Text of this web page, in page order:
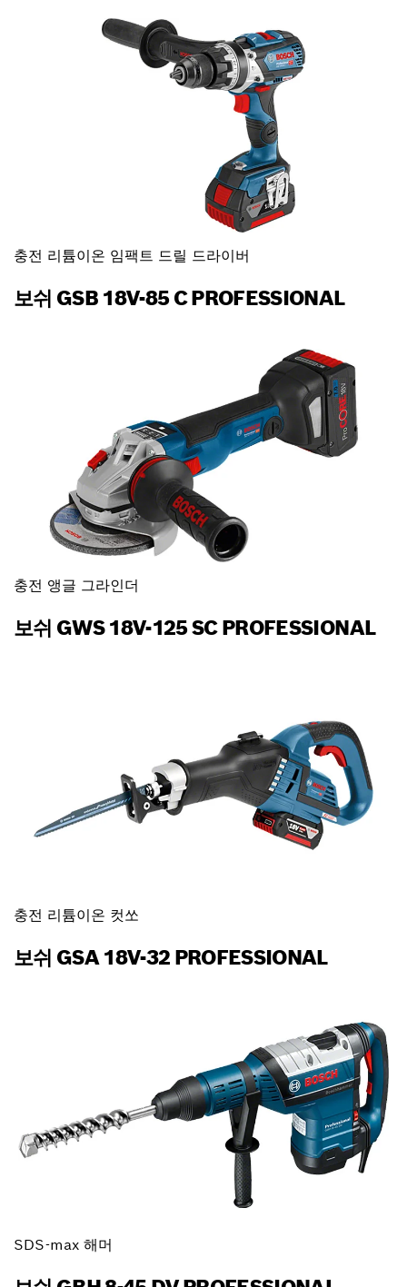
충전 리튬이온 임팩트 드릴 드라이버
보쉬 GSB 18V-85 C PROFESSIONAL
충전 앵글 그라인더
보쉬 GWS 18V-125 SC PROFESSIONAL
충전 리튬이온 컷쏘
보쉬 GSA 18V-32 PROFESSIONAL
SDS-max 해머